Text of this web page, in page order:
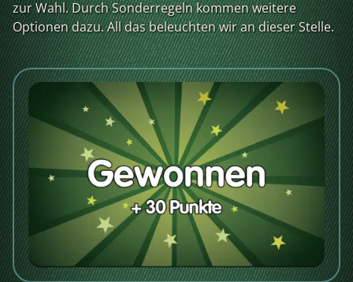
zur Wahl. Durch Sonderregeln kommen weitere
Optionen dazu. All das beleuchten wir an dieser Stelle.